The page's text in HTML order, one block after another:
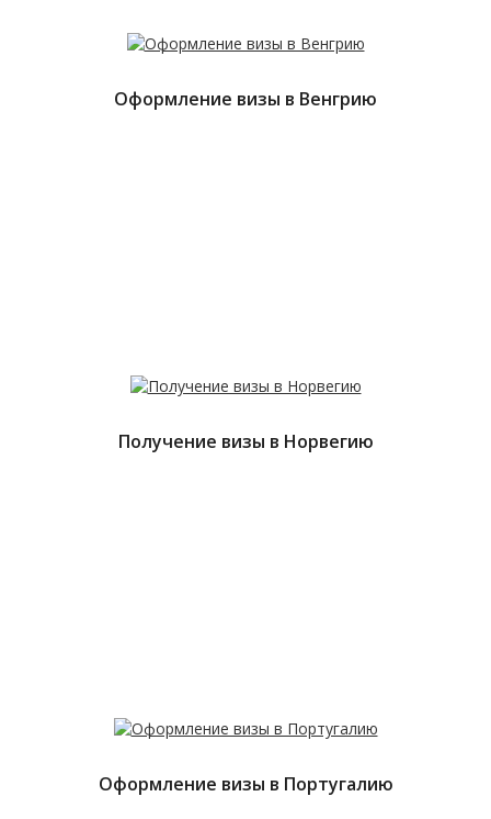
Оформление визы в Венгрию
Получение визы в Норвегию
Оформление визы в Португалию